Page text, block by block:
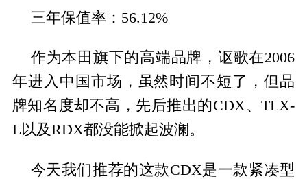
三年保值率：56.12%
作为本田旗下的高端品牌，讴歌在2006
年进入中国市场，虽然时间不短了，但品
牌知名度却不高，先后推出的CDX、TLX-
L以及RDX都没能掀起波澜。
今天我们推荐的这款CDX是一款紧凑型